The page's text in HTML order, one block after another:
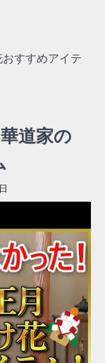
おすすめアイテ
道家の